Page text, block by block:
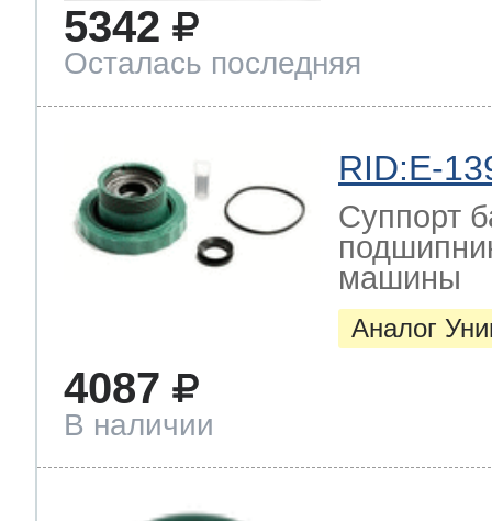
5342
Осталась последняя
RID:E-
Суппорт
машины
Аналог
4087
В наличии